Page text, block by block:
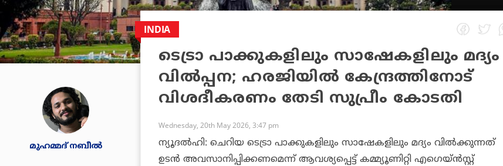
മുഹമ്മദ് നബീല്‍
INDIA
ടെട്രാ പാക്കുകളിലും സാഷേകളിലും മദ്യം
വിൽപ്പന; ഹരജിയിൽ കേന്ദ്രത്തിനോട്
വിശദീകരണം തേടി സുപ്രീം കോടതി
Wednesday, 20th May 2026, 3:47 pm
ന്യൂദൽഹി: ചെറിയ ടെട്രാ പാക്കുകളിലും സാഷേകളിലും മദ്യം വിൽക്കുന്നത്
ഉടൻ അവസാനിപ്പിക്കണമെന്ന് ആവശ്യപ്പെട്ട് കമ്മ്യൂണിറ്റി എഗെയ്ൻസ്റ്റ്